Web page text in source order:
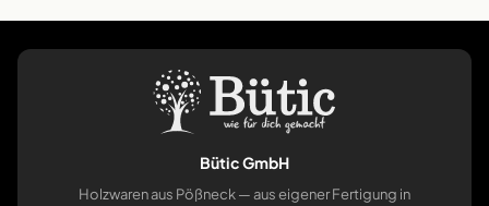
Bütic GmbH
Holzwaren aus Pößneck — aus eigener Fertigung in